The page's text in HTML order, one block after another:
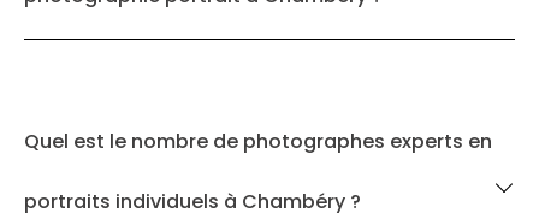
Quel est le nombre de photographes experts en
portraits individuels à Chambéry ?